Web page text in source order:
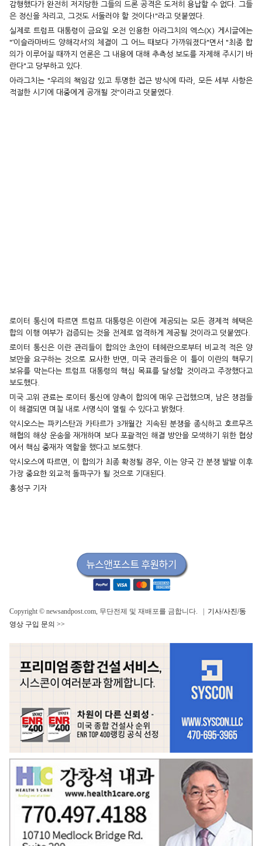
감행했다가 완전히 저지당한 그들의 드론 공격은 도저히 용납할 수 없다. 그들
은 정신을 차리고, 그것도 서둘러야 할 것이다!"라고 덧붙였다.
실제로 트럼프 대통령이 금요일 오전 인용한 아라그치의 엑스(X) 게시글에는
"‘이슬라마바드 양해각서’의 체결이 그 어느 때보다 가까워졌다"면서 "최종 합
의가 이루어질 때까지 언론은 그 내용에 대해 추측성 보도를 자제해 주시기 바
란다"고 당부하고 있다.
아라그치는 "우리의 책임감 있고 투명한 접근 방식에 따라, 모든 세부 사항은
적절한 시기에 대중에게 공개될 것"이라고 덧붙였다.
로이터 통신에 따르면 트럼프 대통령은 이란에 제공되는 모든 경제적 혜택은
합의 이행 여부가 검증되는 것을 전제로 엄격하게 제공될 것이라고 덧붙였다.
로이터 통신은 이란 관리들이 합의안 초안이 테헤란으로부터 비교적 적은 양
보만을 요구하는 것으로 묘사한 반면, 미국 관리들은 이 틀이 이란의 핵무기
보유를 막는다는 트럼프 대통령의 핵심 목표를 달성할 것이라고 주장했다고
보도했다.
미국 고위 관료는 로이터 통신에 양측이 합의에 매우 근접했으며, 남은 쟁점들
이 해결되면 며칠 내로 서명식이 열릴 수 있다고 밝혔다.
악시오스는 파키스탄과 카타르가 3개월간 지속된 분쟁을 종식하고 호르무즈
해협의 해상 운송을 재개하며 보다 포괄적인 해결 방안을 모색하기 위한 협상
에서 핵심 중재자 역할을 했다고 보도했다.
악시오스에 따르면, 이 합의가 최종 확정될 경우, 이는 양국 간 분쟁 발발 이후
가장 중요한 외교적 돌파구가 될 것으로 기대된다.
홍성구 기자
Copyright © newsandpost.com, 무단전제 및 재배포를 금합니다. | 기사/사진/동
영상 구입 문의 >>